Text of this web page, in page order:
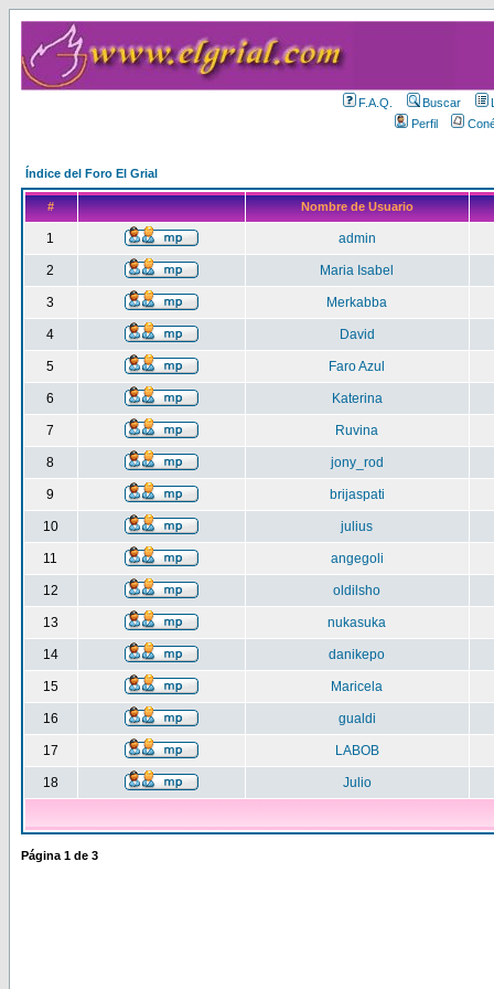
F.A.Q. Buscar
Perfil
Índice del Foro El Grial
# Nombre de Usuario
1 admin
2 Maria Isabel
3 Merkabba
4 David
5 Faro Azul
6 Katerina
7 Ruvina
8 jony_rod
9 brijaspati
10 julius
11 angegoli
12 oldilsho
13 nukasuka
14 danikepo
15 Maricela
16 gualdi
17 LABOB
18 Julio
Página 1 de 3